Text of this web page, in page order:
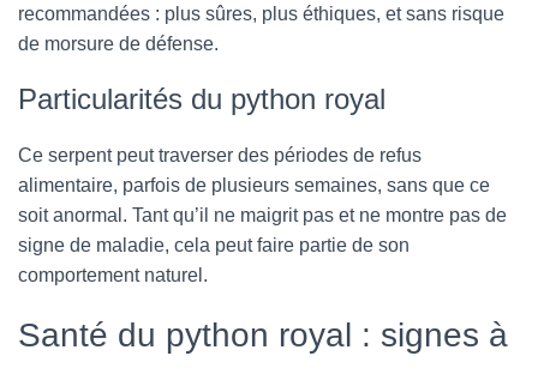
recommandées : plus sûres, plus éthiques, et sans risque
de morsure de défense.
Particularités du python royal
Ce serpent peut traverser des périodes de refus
alimentaire, parfois de plusieurs semaines, sans que ce
soit anormal. Tant qu’il ne maigrit pas et ne montre pas de
signe de maladie, cela peut faire partie de son
comportement naturel.
Santé du python royal : signes à